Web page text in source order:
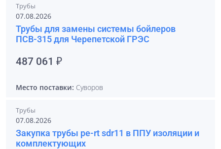
Трубы
07.08.2026
Трубы для замены системы бойлеров
ПСВ-315 для Черепетской ГРЭС
487 061 ₽
Место поставки: Суворов
Трубы
07.08.2026
Закупка трубы pe-rt sdr11 в ППУ изоляции и
комплектующих